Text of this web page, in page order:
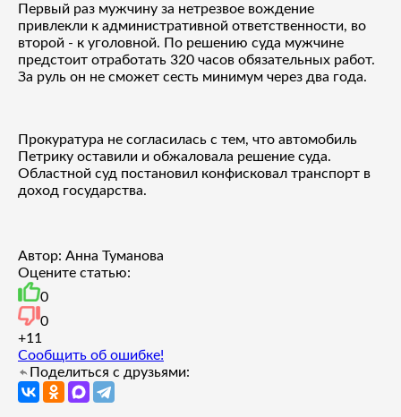
Первый раз мужчину за нетрезвое вождение
привлекли к административной ответственности, во
второй - к уголовной. По решению суда мужчине
предстоит отработать 320 часов обязательных работ.
За руль он не сможет сесть минимум через два года.
Прокуратура не согласилась с тем, что автомобиль
Петрику оставили и обжаловала решение суда.
Областной суд постановил конфисковал транспорт в
доход государства.
Автор: Анна Туманова
Оцените статью:
0
0
+1 1
Сообщить об ошибке!
Поделиться с друзьями: